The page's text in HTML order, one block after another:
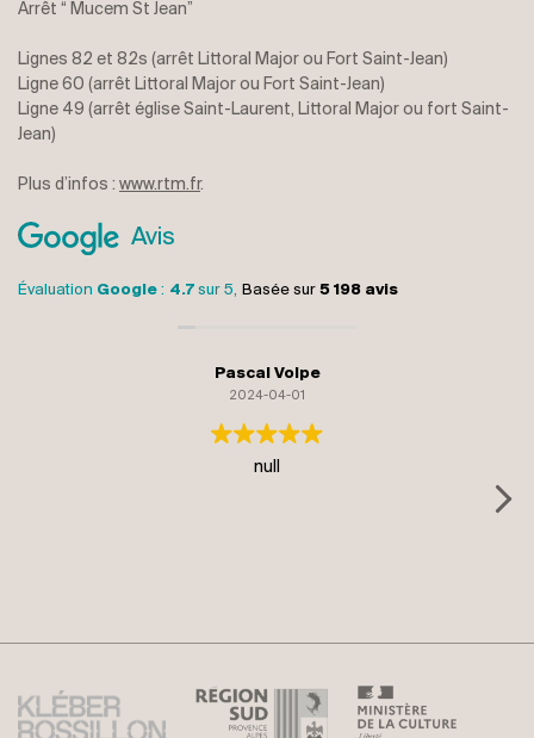
Arrêt “ Mucem St Jean”
Lignes 82 et 82s (arrêt Littoral Major ou Fort Saint-Jean)
Ligne 60 (arrêt Littoral Major ou Fort Saint-Jean)
Ligne 49 (arrêt église Saint-Laurent, Littoral Major ou fort Saint-
Jean)
Plus d’infos : www.rtm.fr.
Avis
Pascal Volpe
2024-04-01
null
Évaluation Google : 4.7 sur 5, Basée sur 5 198 avis